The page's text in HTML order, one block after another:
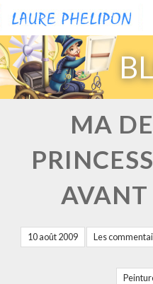
Aller
au
contenu
Aller
au
contenu
MA
AVANT
10 août 2009 Les